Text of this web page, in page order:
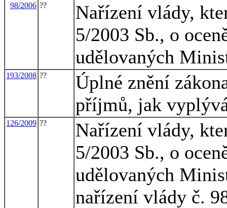
98/2006 ??
Nařízení vlády,
5/2003 Sb., o
udělovaných
193/2008 ??
Úplné znění
příjmů, jak
126/2009 ??
Nařízení vlády,
5/2003 Sb., o
udělovaných
nařízení vlády č.